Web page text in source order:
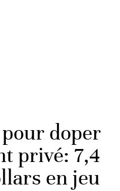
doper
privé: 7,4
en jeu